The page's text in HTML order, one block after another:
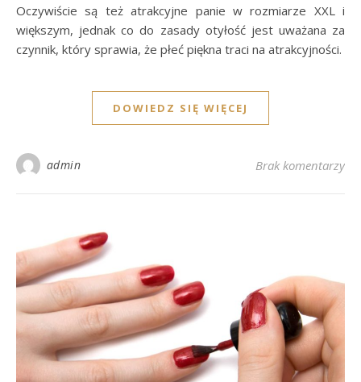
Oczywiście są też atrakcyjne panie w rozmiarze XXL i
większym, jednak co do zasady otyłość jest uważana za
czynnik, który sprawia, że płeć piękna traci na atrakcyjności.
DOWIEDZ SIĘ WIĘCEJ
admin Brak komentarzy